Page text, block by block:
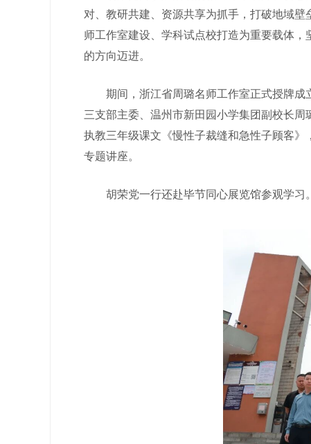
对、教研共建、资源共享为抓手，打破地域
师工作室建设、学科试点校打造为重要载体
的方向迈进。
期间，浙江省周璐名师工作室正式授牌成立
三支部主委、温州市新田园小学集团副校长
执教三年级课文《慢性子裁缝和急性子顾客》
专题讲座。
胡荣党一行还赴毕节同心展览馆参观学习。